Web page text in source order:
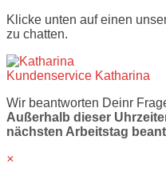
Klicke unten auf einen
zu chatten.
Kundenservice Katharina
Wir beantworten Deinr
Außerhalb dieser
nächsten Arbeitstag
×